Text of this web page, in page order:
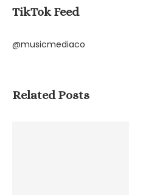
TikTok Feed
@musicmediaco
Related Posts